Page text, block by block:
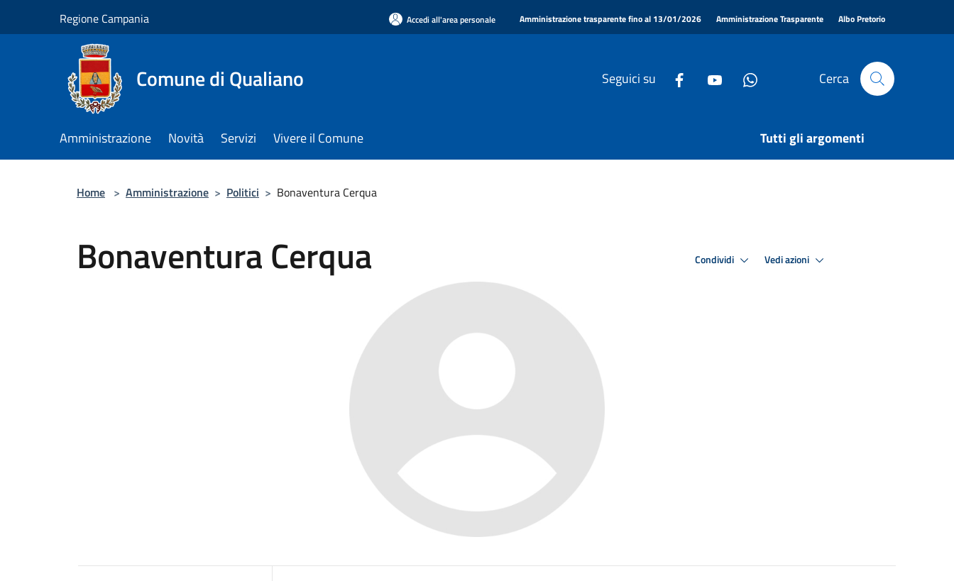
Regione Campania Accedi all'area personale Amministrazione trasparente fino al 13/01/2026 Amministrazione Trasparente Albo Pretorio
Comune di Qualiano Seguici su Cerca
Amministrazione Novità Servizi Vivere il Comune Tutti gli argomenti
Home > Amministrazione > Politici > Bonaventura Cerqua
Bonaventura Cerqua Condividi Vedi azioni